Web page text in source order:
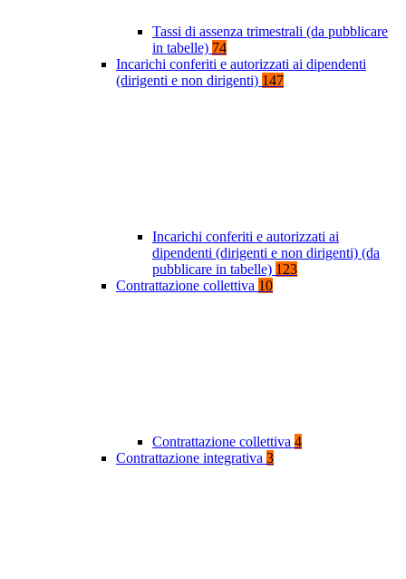
Tassi di assenza trimestrali (da pubblicare
in tabelle) 74
Incarichi conferiti e autorizzati ai dipendenti
(dirigenti e non dirigenti) 147
Incarichi conferiti e autorizzati ai
dipendenti (dirigenti e non dirigenti) (da
pubblicare in tabelle) 123
Contrattazione collettiva 10
Contrattazione collettiva 4
Contrattazione integrativa 3